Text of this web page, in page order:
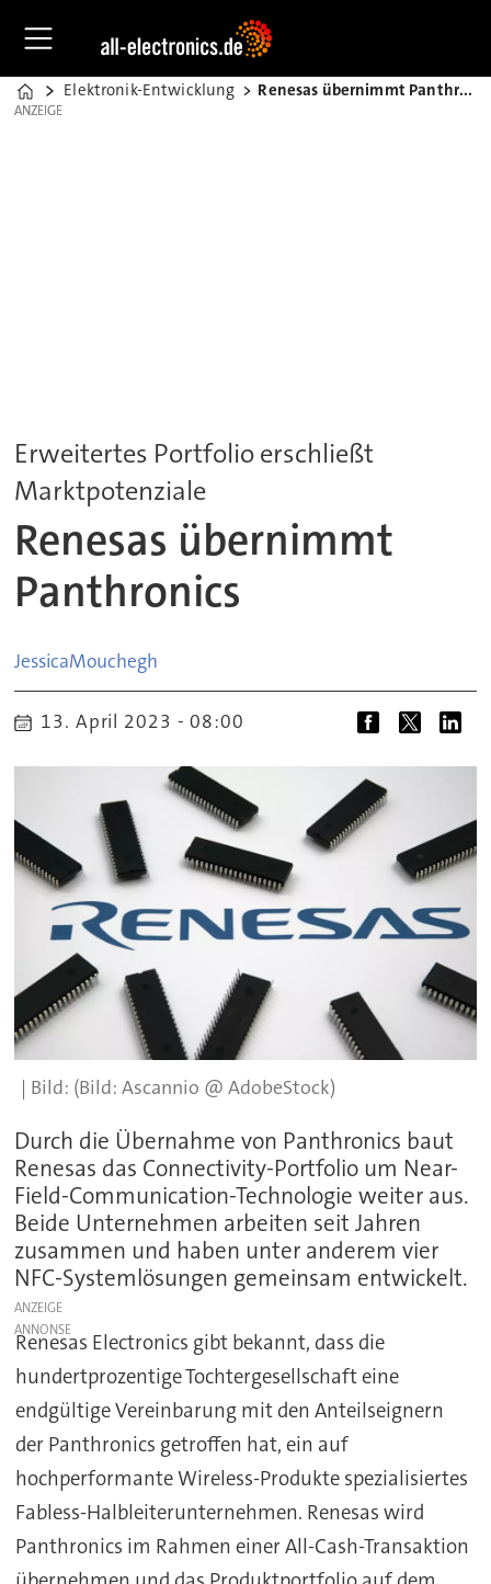
Home
Elektronik-Entwicklung Renesas übernimmt Panthronics
ANZEIGE
ANZEIGE
Erweitertes Portfolio erschließt
Marktpotenziale
Renesas übernimmt
Panthronics
JessicaMouchegh
13. April 2023 - 08:00
(Bild: Ascannio @ AdobeStock)
Durch die Übernahme von Panthronics baut
Renesas das Connectivity-Portfolio um Near-
Field-Communication-Technologie weiter aus.
Beide Unternehmen arbeiten seit Jahren
zusammen und haben unter anderem vier
NFC-Systemlösungen gemeinsam entwickelt.
ANZEIGE
Renesas Electronics gibt bekannt, dass die
hundertprozentige Tochtergesellschaft eine
endgültige Vereinbarung mit den Anteilseignern
der Panthronics getroffen hat, ein auf
hochperformante Wireless-Produkte spezialisiertes
Fabless-Halbleiterunternehmen. Renesas wird
Panthronics im Rahmen einer All-Cash-Transaktion